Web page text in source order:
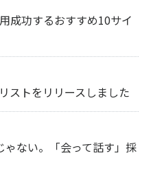
成功するおすすめ10サイ
トをリリースしました
ない。「会って話す」採